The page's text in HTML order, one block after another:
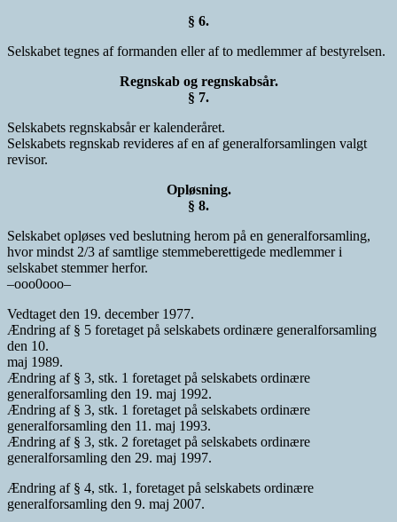
§ 6.
Selskabet tegnes af formanden eller af to medlemmer af bestyrelsen.
Regnskab og regnskabsår.
§ 7.
Selskabets regnskabsår er kalenderåret.
Selskabets regnskab revideres af en af generalforsamlingen valgt
revisor.
Opløsning.
§ 8.
Selskabet opløses ved beslutning herom på en generalforsamling,
hvor mindst 2/3 af samtlige stemmeberettigede medlemmer i
selskabet stemmer herfor.
–ooo0ooo–
Vedtaget den 19. december 1977.
Ændring af § 5 foretaget på selskabets ordinære generalforsamling
den 10.
maj 1989.
Ændring af § 3, stk. 1 foretaget på selskabets ordinære
generalforsamling den 19. maj 1992.
Ændring af § 3, stk. 1 foretaget på selskabets ordinære
generalforsamling den 11. maj 1993.
Ændring af § 3, stk. 2 foretaget på selskabets ordinære
generalforsamling den 29. maj 1997.
Ændring af § 4, stk. 1, foretaget på selskabets ordinære
generalforsamling den 9. maj 2007.